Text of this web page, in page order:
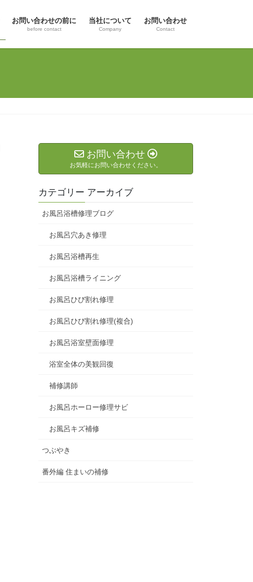
お問い合わせの前に
before contact
当社について
Company
お問い合わせ
Contact
お問い合わせ
お気軽にお問い合わせください。
カテゴリー アーカイブ
お風呂浴槽修理ブログ
お風呂穴あき修理
お風呂浴槽再生
お風呂浴槽ライニング
お風呂ひび割れ修理
お風呂ひび割れ修理(複合)
お風呂浴室壁面修理
浴室全体の美観回復
補修講師
お風呂ホーロー修理サビ
お風呂キズ補修
つぶやき
番外編 住まいの補修